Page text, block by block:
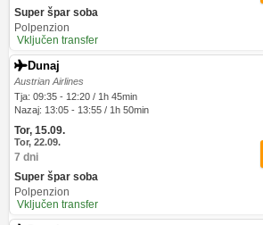
Super špar soba
Polpenzion
Vključen transfer
Dunaj
Austrian Airlines
Tja: 09:35 - 12:20 / 1h 45min
Nazaj: 13:05 - 13:55 / 1h 50min
Tor, 15.09.
Tor, 22.09.
7 dni
Super špar soba
Polpenzion
Vključen transfer